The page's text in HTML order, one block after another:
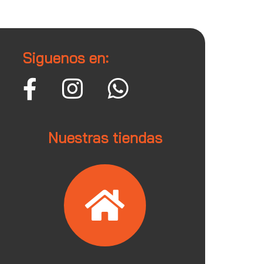
Siguenos en:
Nuestras tiendas